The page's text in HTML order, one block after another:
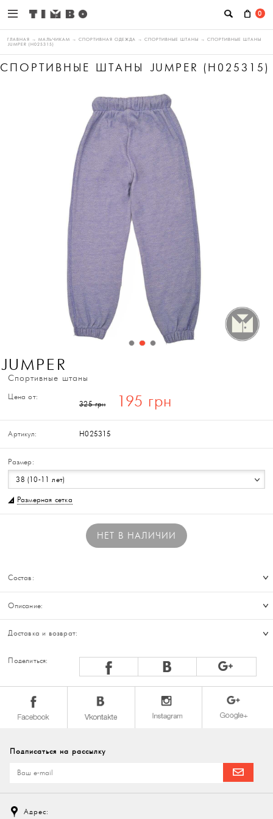
0
ГЛАВНАЯ → МАЛЬЧИКАМ → СПОРТИВНАЯ ОДЕЖДА → СПОРТИВНЫЕ ШТАНЫ → СПОРТИВНЫЕ ШТАНЫ
JUMPER (H025315)
СПОРТИВНЫЕ ШТАНЫ JUMPER (H025315)
JUMPER
Спортивные штаны
Цена от:
325 грн
195 грн
Артикул: H025315
Размер:
38 (10-11 лет)
Размерная сетка
НЕТ В НАЛИЧИИ
Состав:
Описание:
Доставка и возврат:
Поделиться:
Подписаться на рассылку
Адрес: